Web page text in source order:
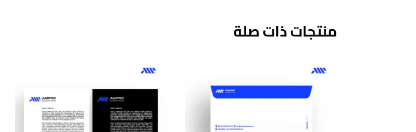
منتجات ذات صلة